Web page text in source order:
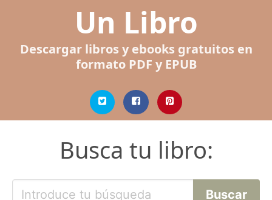
Un Libro
Descargar libros y ebooks gratuitos en
formato PDF y EPUB
Busca tu libro: